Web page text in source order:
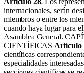
internacionales, serán
miembros o entre los
cuando haya lugar para
Asamblea General.
CIENTÍFICAS Artículo
científicas
especialidades